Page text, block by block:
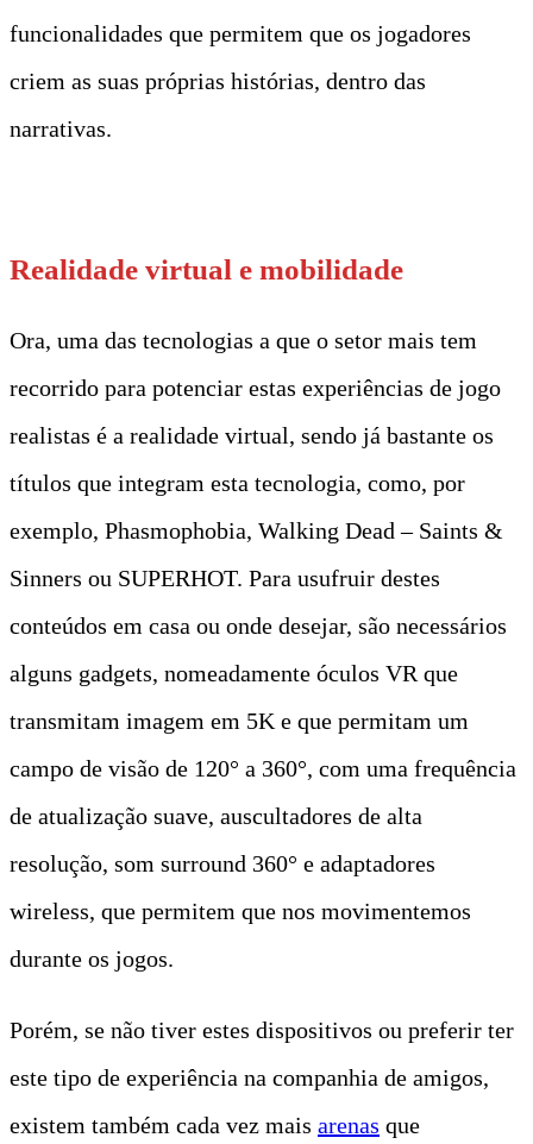
funcionalidades que permitem que os jogadores
criem as suas próprias histórias, dentro das
narrativas.
Realidade virtual e mobilidade
Ora, uma das tecnologias a que o setor mais tem
recorrido para potenciar estas experiências de jogo
realistas é a realidade virtual, sendo já bastante os
títulos que integram esta tecnologia, como, por
exemplo, Phasmophobia, Walking Dead – Saints &
Sinners ou SUPERHOT. Para usufruir destes
conteúdos em casa ou onde desejar, são necessários
alguns gadgets, nomeadamente óculos VR que
transmitam imagem em 5K e que permitam um
campo de visão de 120° a 360°, com uma frequência
de atualização suave, auscultadores de alta
resolução, som surround 360° e adaptadores
wireless, que permitem que nos movimentemos
durante os jogos.
Porém, se não tiver estes dispositivos ou preferir ter
este tipo de experiência na companhia de amigos,
existem também cada vez mais arenas que